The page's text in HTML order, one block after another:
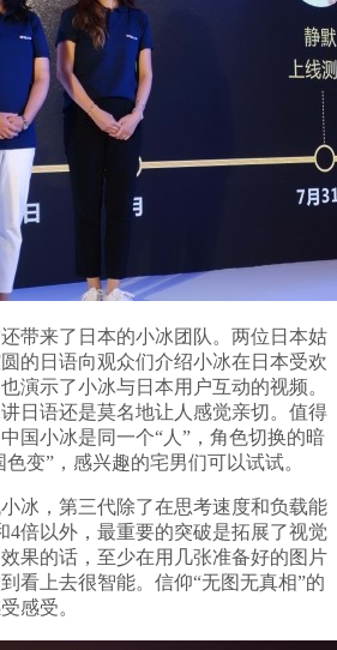
来了日本的小冰团队。两位日本姑
的日语向观众们介绍小冰在日本受欢
演示了小冰与日本用户互动的视频。
日语还是莫名地让人感觉亲切。值得
国小冰是同一个“人”，角色切换的暗
变”，感兴趣的宅男们可以试试。
，第三代除了在思考速度和负载能
4倍以外，最重要的突破是拓展了视觉
果的话，至少在用几张准备好的图片
看上去很智能。信仰“无图无真相”的
感受。